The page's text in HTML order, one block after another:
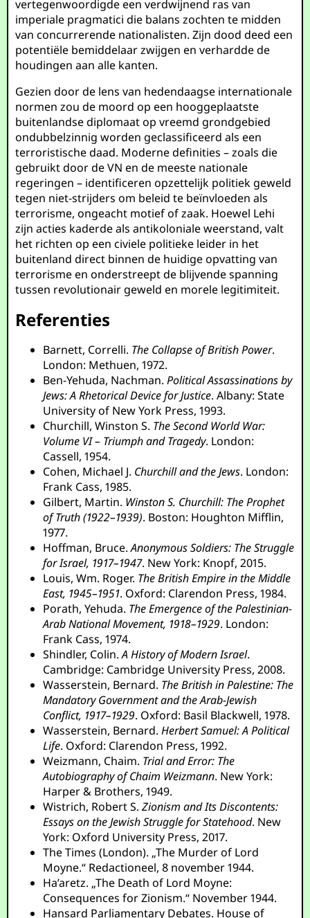
vertegenwoordigde een verdwijnend ras van
imperiale pragmatici die balans zochten te midden
van concurrerende nationalisten. Zijn dood deed een
potentiële bemiddelaar zwijgen en verhardde de
houdingen aan alle kanten.
Gezien door de lens van hedendaagse internationale
normen zou de moord op een hooggeplaatste
buitenlandse diplomaat op vreemd grondgebied
ondubbelzinnig worden geclassificeerd als een
terroristische daad. Moderne definities – zoals die
gebruikt door de VN en de meeste nationale
regeringen – identificeren opzettelijk politiek geweld
tegen niet-strijders om beleid te beïnvloeden als
terrorisme, ongeacht motief of zaak. Hoewel Lehi
zijn acties kaderde als antikoloniale weerstand, valt
het richten op een civiele politieke leider in het
buitenland direct binnen de huidige opvatting van
terrorisme en onderstreept de blijvende spanning
tussen revolutionair geweld en morele legitimiteit.
Referenties
Barnett, Correlli. The Collapse of British Power.
London: Methuen, 1972.
Ben-Yehuda, Nachman.Political Assassinations by
Jews: A Rhetorical Device for Justice. Albany: State
University of New York Press, 1993.
Churchill, Winston S. The Second World War:
Volume VI – Triumph and Tragedy. London:
Cassell, 1954.
Cohen, Michael J. Churchill and the Jews. London:
Frank Cass, 1985.
Gilbert, Martin. Winston S. Churchill: The Prophet
of Truth (1922–1939). Boston: Houghton Mifflin,
1977.
Hoffman, Bruce.Anonymous Soldiers: The Struggle
for Israel, 1917–1947. New York: Knopf, 2015.
Louis, Wm. Roger. The British Empire in the Middle
East, 1945–1951. Oxford: Clarendon Press, 1984.
Porath, Yehuda. The Emergence of the Palestinian-
Arab National Movement, 1918–1929. London:
Frank Cass, 1974.
Shindler, Colin.A History of Modern Israel.
Cambridge: Cambridge University Press, 2008.
Wasserstein, Bernard. The British in Palestine: The
Mandatory Government and the Arab-Jewish
Conflict, 1917–1929. Oxford: Basil Blackwell, 1978.
Wasserstein, Bernard.Herbert Samuel: A Political
Life. Oxford: Clarendon Press, 1992.
Weizmann, Chaim. Trial and Error: The
Autobiography of Chaim Weizmann. New York:
Harper & Brothers, 1949.
Wistrich, Robert S.Zionism and Its Discontents:
Essays on the Jewish Struggle for Statehood. New
York: Oxford University Press, 2017.
The Times (London). „The Murder of Lord
Moyne.“ Redactioneel, 8 november 1944.
Ha’aretz. „The Death of Lord Moyne:
Consequences for Zionism.“ November 1944.
Hansard Parliamentary Debates. House of